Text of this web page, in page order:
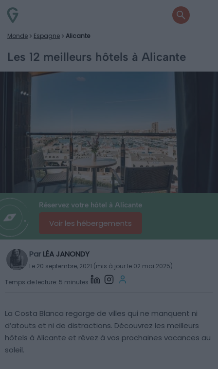
Monde Espagne Alicante
Les 12 meilleurs hôtels à Alicante
Réservez votre hôtel à Alicante
Voir les hébergements
Par LÉA JANONDY
Le 20 septembre, 2021 (mis à jour le 02 mai 2025)
Temps de lecture: 5 minutes
La Costa Blanca regorge de villes qui ne manquent ni
d’atouts et ni de distractions. Découvrez les meilleurs
hôtels à Alicante et rêvez à vos prochaines vacances au
soleil.